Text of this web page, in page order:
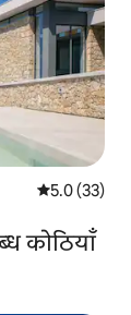
औसत रेटिंग 5
5.0 (33)
कोठियाँ